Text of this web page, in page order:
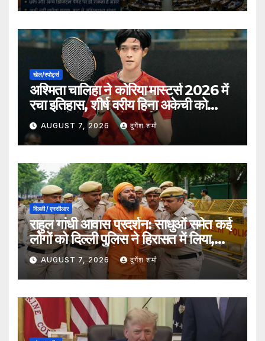
खेल/स्पोर्ट्स
अश्मिता चालिहा ने कोरिया मास्टर्स 2026 में
रचा इतिहास, शीर्ष वरीय हिना अकेची को
हराकर सेमीफाइनल में बनाई जगह
AUGUST 7, 2026 दुर्गेश शर्मा
दिल्ली / एनसीआर
राहुल गांधी आवास प्रदर्शन: साधुओं समेत कई
लोगों को दिल्ली पुलिस ने हिरासत में लिया,
सुरक्षा व्यवस्था कड़ी
AUGUST 7, 2026 दुर्गेश शर्मा